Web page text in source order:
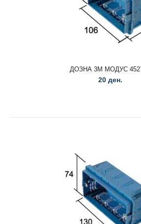
АДАПТЕР ЗА ОГ МИКРО НОВ
ДОЗНА 3М МОДУС
20 ден.